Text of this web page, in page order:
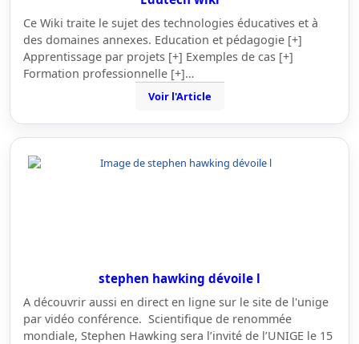
Ce Wiki traite le sujet des technologies éducatives et à
des domaines annexes. Education et pédagogie [+]
Apprentissage par projets [+] Exemples de cas [+]
Formation professionnelle [+]…
Voir l'Article
stephen hawking dévoile l
A découvrir aussi en direct en ligne sur le site de l'unige
par vidéo conférence. Scientifique de renommée
mondiale, Stephen Hawking sera l’invité de l’UNIGE le 15